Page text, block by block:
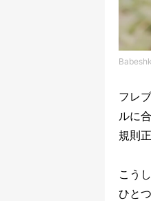
フレ
ルに
規則
こう
ひと